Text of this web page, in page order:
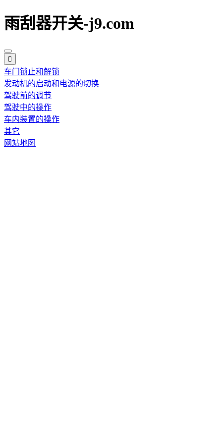
雨刮器开关-j9.com
车门锁止和解锁
发动机的启动和电源的切换
驾驶前的调节
驾驶中的操作
车内装置的操作
其它
网站地图